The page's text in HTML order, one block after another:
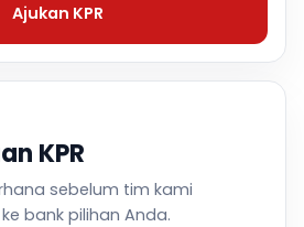
KPR
sebelum tim kami
bank pilihan Anda.
Ajukan KPR